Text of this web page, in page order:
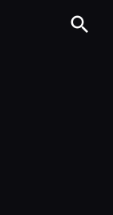
Naszą Rodzinkę